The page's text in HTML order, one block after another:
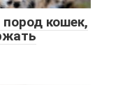
кошек,